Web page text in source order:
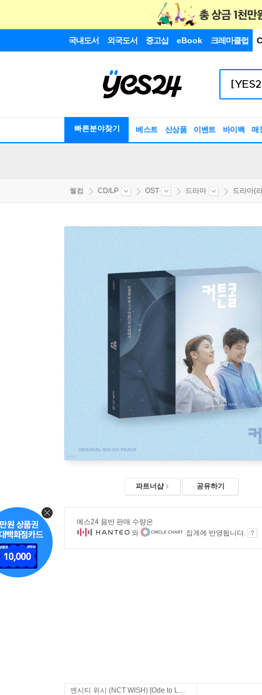
국내도서 외국도서 중고샵 eBook 크레마클럽
빠른분야찾기 베스트 신상품 이벤트 바이백 매
웰컴 CD/LP OST 드라마 드라마(
파트너샵 공유하기
예스24 음반 판매 수량은
와
집계에 반영됩니다.
엔시티 위시 (NCT WISH) [Ode to Love]